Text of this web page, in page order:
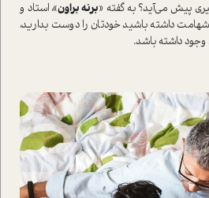
پیش می‌آید؟ به گفته «برنه براون»، استاد و
داشته باشید خودتان را دوست بدارید،
وجود داشته باشد.